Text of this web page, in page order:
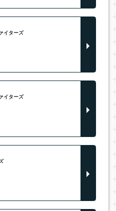
イターズ
イターズ